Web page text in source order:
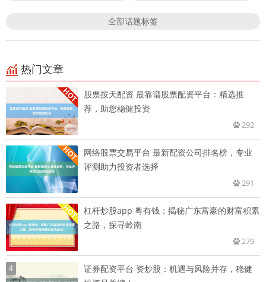
全部话题标签
热门文章
股票按天配资 最靠谱股票配资平台：精选推
荐，助您稳健投资
292
网络股票交易平台 最新配资公司排名榜，专业
评测助力投资者选择
291
杠杆炒股app 粤有钱：揭秘广东富豪的财富积累
之路，探寻岭南
279
4
证券配资平台 资炒股：机遇与风险并存，稳健